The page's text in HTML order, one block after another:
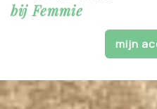
bij Femmie
mijn